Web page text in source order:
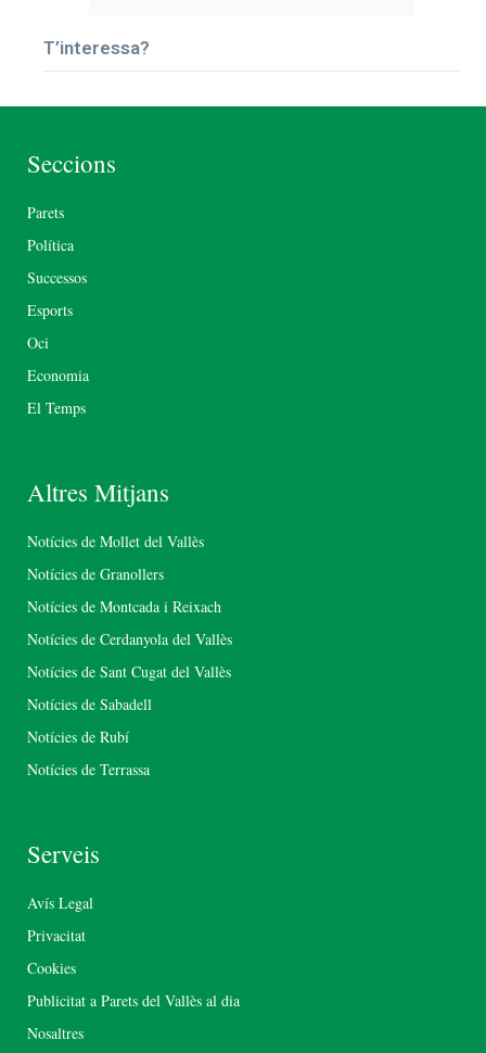
T’interessa?
Seccions
Parets
Política
Successos
Esports
Oci
Economia
El Temps
Altres Mitjans
Notícies de Mollet del Vallès
Notícies de Granollers
Notícies de Montcada i Reixach
Notícies de Cerdanyola del Vallès
Notícies de Sant Cugat del Vallès
Notícies de Sabadell
Notícies de Rubí
Notícies de Terrassa
Serveis
Avís Legal
Privacitat
Cookies
Publicitat a Parets del Vallès al dia
Nosaltres